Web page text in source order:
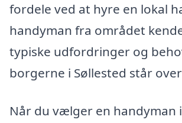
fordele ved at hyre en lokal
handyman fra området
typiske udfordringer og
borgerne i Søllested står
Når du vælger en handyman